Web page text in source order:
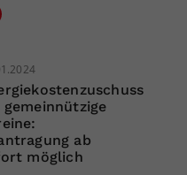
ab
möglich